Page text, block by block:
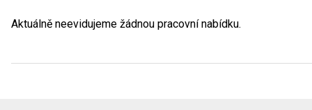
Aktuálně neevidujeme žádnou pracovní nabídku.